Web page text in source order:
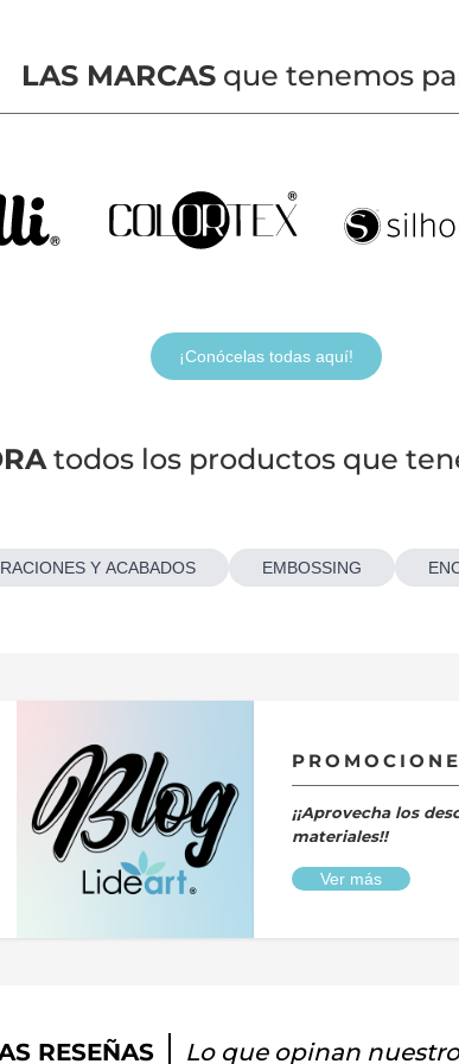
LAS MARCASque tenemos
¡Conócelas todas aquí!
todos los productos que
Y ACABADOS EMBOSSING
¡¡Aprovecha los
materiales!!
Ver más
RESEÑAS Lo que opinan